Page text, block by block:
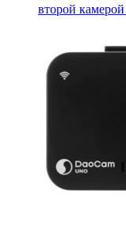
второй камерой